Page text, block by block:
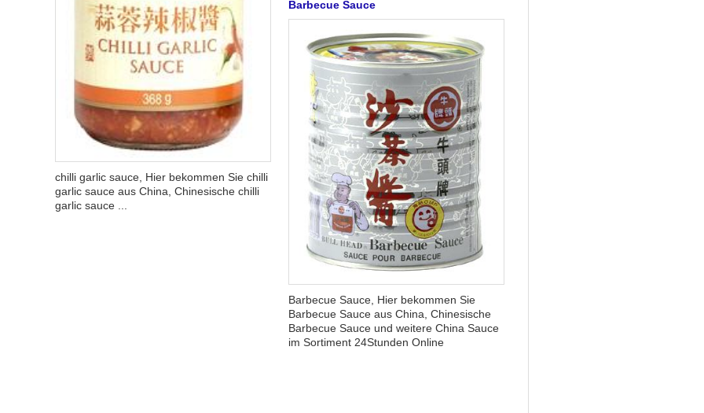
chilli garlic sauce, Hier bekommen Sie chilli
garlic sauce aus China, Chinesische chilli
garlic sauce ...
Barbecue Sauce
Barbecue Sauce, Hier bekommen Sie
Barbecue Sauce aus China, Chinesische
Barbecue Sauce und weitere China Sauce
im Sortiment 24Stunden Online